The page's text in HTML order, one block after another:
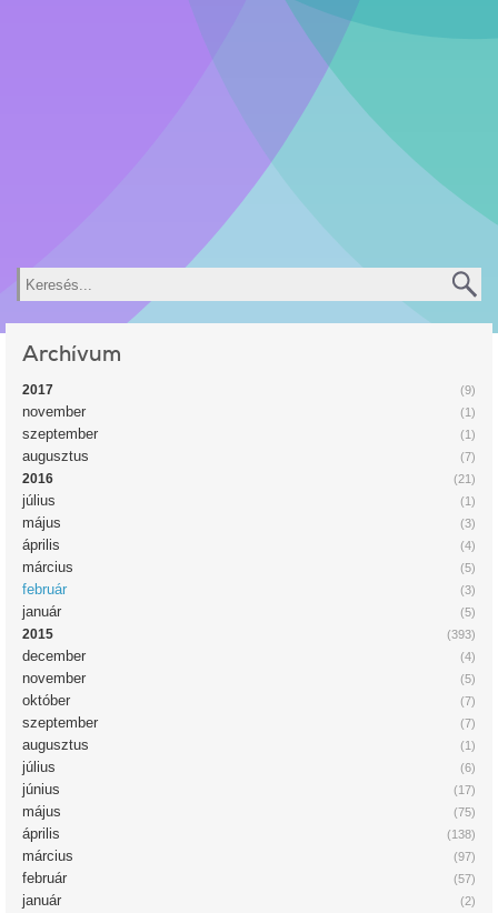
Keresés
Archívum
(9)
2017
(1)
november
(1)
szeptember
(7)
augusztus
(21)
2016
(1)
július
(3)
május
(4)
április
(5)
március
(3)
február
(5)
január
(393)
2015
(4)
december
(5)
november
(7)
október
(7)
szeptember
(1)
augusztus
(6)
július
(17)
június
(75)
május
(138)
április
(97)
március
(57)
február
(2)
január